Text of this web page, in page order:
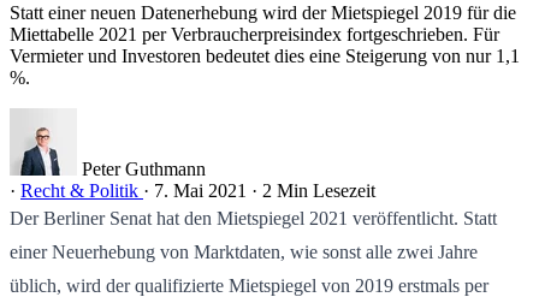
Statt einer neuen Datenerhebung wird der Mietspiegel 2019 für die
Miettabelle 2021 per Verbraucherpreisindex fortgeschrieben. Für
Vermieter und Investoren bedeutet dies eine Steigerung von nur 1,1
%.
Peter Guthmann
· Recht & Politik · 7. Mai 2021 · 2 Min Lesezeit
Der Berliner Senat hat den Mietspiegel 2021 veröffentlicht. Statt
einer Neuerhebung von Marktdaten, wie sonst alle zwei Jahre
üblich, wird der qualifizierte Mietspiegel von 2019 erstmals per